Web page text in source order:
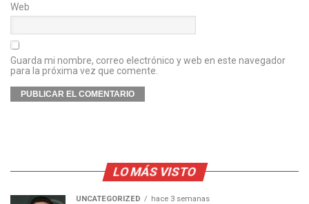
Web
Guarda mi nombre, correo electrónico y web en este navegador
para la próxima vez que comente.
LO MÁS VISTO
UNCATEGORIZED hace 3 semanas